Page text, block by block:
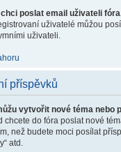
poslat email uživateli
uživatelé můžou
uživateli.
příspěvků
vytvořit nové téma nebo
chcete do fóra poslat nové
než budete moci posílat
atd.